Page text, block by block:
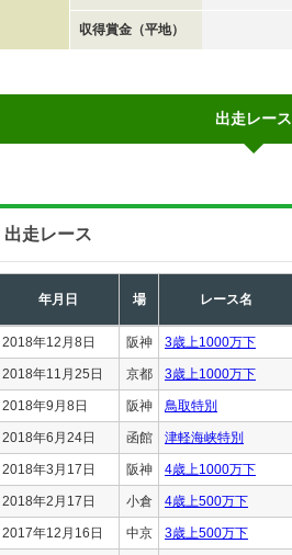
収得賞金（平地）
出走レース
出走レース
年月日 場 レース名
2018年12月8日 阪神 3歳上1000万下
2018年11月25日 京都 3歳上1000万下
2018年9月8日 阪神 鳥取特別
2018年6月24日 函館 津軽海峡特別
2018年3月17日 阪神 4歳上1000万下
2018年2月17日 小倉 4歳上500万下
2017年12月16日 中京 3歳上500万下